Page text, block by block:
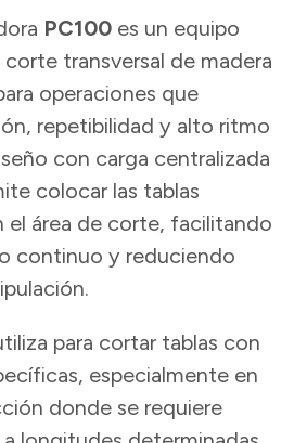
PC100 es un equipo
transversal de madera
operaciones que
repetibilidad y alto ritmo
con carga centralizada
colocar las tablas
el área de corte, facilitando
continuo y reduciendo
para cortar tablas con
especialmente en
donde se requiere